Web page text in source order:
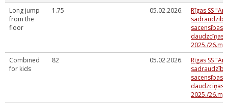
Long jump
from the
floor
1.75 05.02.2026.
Rīgas SS
sacensības
daudzcīņas
2025./
Combined
for kids
82 05.02.2026.
Rīgas SS
sacensības
daudzcīņas
2025./